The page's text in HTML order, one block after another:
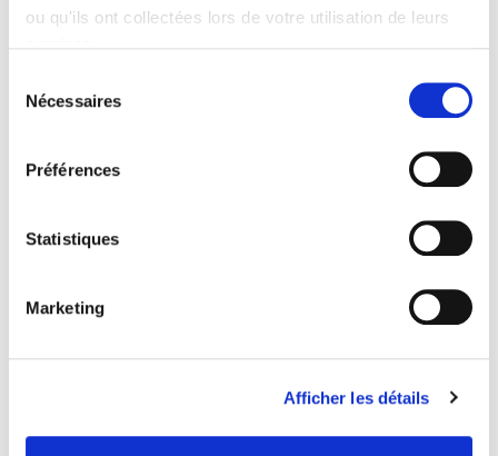
ou qu'ils ont collectées lors de votre utilisation de leurs
Nécessaires
Préférences
Statistiques
Marketing
Afficher les détails
Demandez votre devis gratuit dés aujourd'hui.